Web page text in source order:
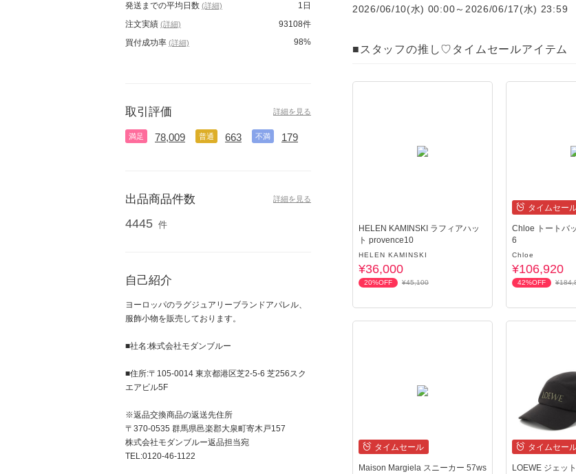
発送までの平均日数 (詳細)
1日
注文実績 (詳細)
93108件
買付成功率 (詳細) 98%
取引評価 詳細を見る
満足 78,009 普通 663 不満 179
出品商品件数 詳細を見る
4445 件
自己紹介
ヨーロッパのラグジュアリーブランドアパレル、
服飾小物を販売しております。
■社名:株式会社モダンブルー
■住所:〒105-0014 東京都港区芝2-5-6 芝256スク
エアビル5F
※返品交換商品の返送先住所
〒370-0535 群馬県邑楽郡大泉町寄木戸157
株式会社モダンブルー返品担当宛
TEL:0120-46-1122
2026/06/10(水) 00:00～2026/06/17(水) 23:59
■スタッフの推し♡タイムセールアイテム
HELEN KAMINSKI ラフィアハッ
ト provence10
HELEN KAMINSKI
¥36,000
20%OFF ¥45,100
タイムセー
Chloe トートバ
6
Chloe
¥106,920
42%OFF
タイムセール
Maison Margiela スニーカー 57ws
タイムセー
LOEWE ジェッ